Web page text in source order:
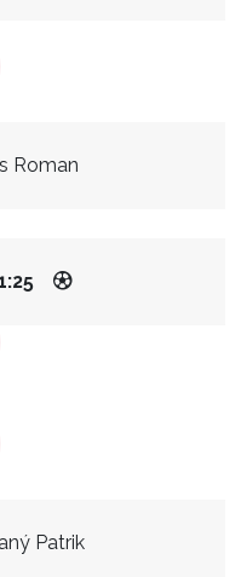
Roman
Patrik